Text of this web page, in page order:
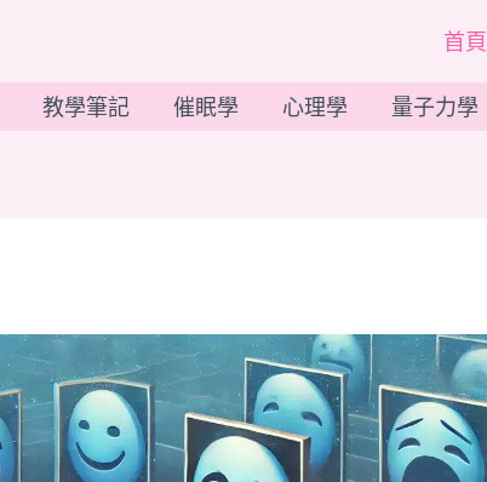
首頁
教學筆記 催眠學 心理學 量子力學